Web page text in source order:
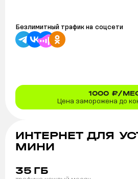
Безлимитный трафик на соцсети
1000 ₽/
Цена заморожена до
ИНТЕРНЕТ ДЛЯ
МИНИ
35 ГБ